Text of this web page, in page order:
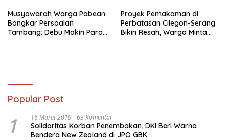
Musyawarah Warga Pabean
Bongkar Persoalan
Tambang: Debu Makin Parah,
Proyek Pemakaman di
Perbatasan Cilegon-Serang
Bikin Resah, Warga Minta
Popular Post
1 16 Maret 2019 63 Komentar
Solidaritas Korban Penembakan, DKI Beri Warna
Bendera New Zealand di JPO GBK